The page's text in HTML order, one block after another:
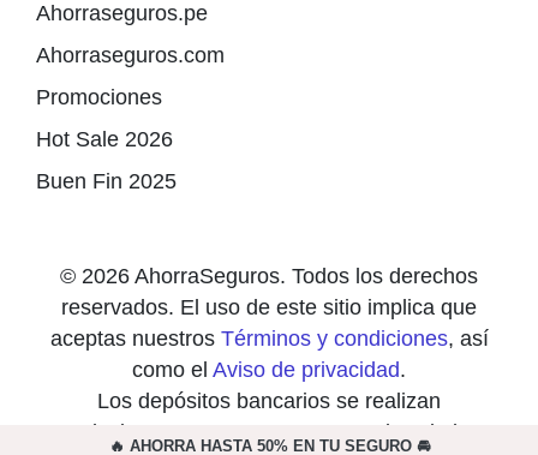
🔥 AHORRA HASTA 50% EN TU SEGURO 🚘
Ahorraseguros.pe
Ahorraseguros.com
Promociones
Hot Sale 2026
Buen Fin 2025
© 2026 AhorraSeguros. Todos los derechos
reservados. El uso de este sitio implica que
aceptas nuestros Términos y condiciones, así
como el Aviso de privacidad.
Los depósitos bancarios se realizan
exclusivamente en cuentas a nombre de las